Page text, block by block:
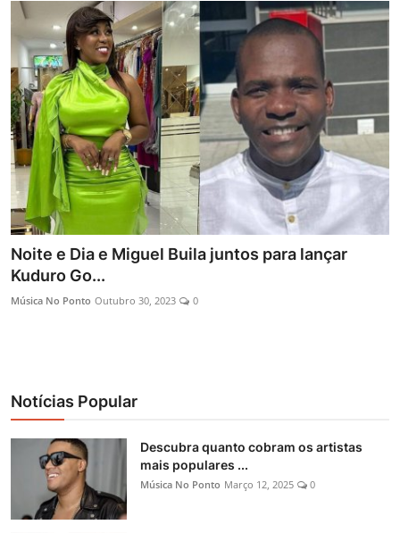
Galeria
Entrevistas
Mundo
Noite e Dia e Miguel Buila juntos para lançar
Kuduro Go...
Música No Ponto Outubro 30, 2023 0
Notícias Popular
Descubra quanto cobram os artistas
mais populares ...
Música No Ponto Março 12, 2025 0